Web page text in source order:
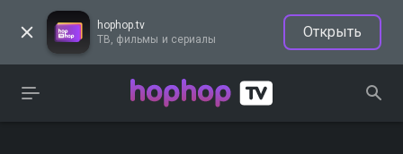
hophop.tv
ТВ, фильмы и сериалы
Открыть